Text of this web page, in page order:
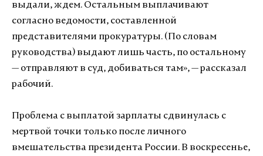
выдали, ждем. Остальным выплачивают
согласно ведомости, составленной
представителями прокуратуры. (По словам
руководства) выдают лишь часть, по остальному
— отправляют в суд, добиваться там», — рассказал
рабочий.
Проблема с выплатой зарплаты сдвинулась с
мертвой точки только после личного
вмешательства президента России. В воскресенье,